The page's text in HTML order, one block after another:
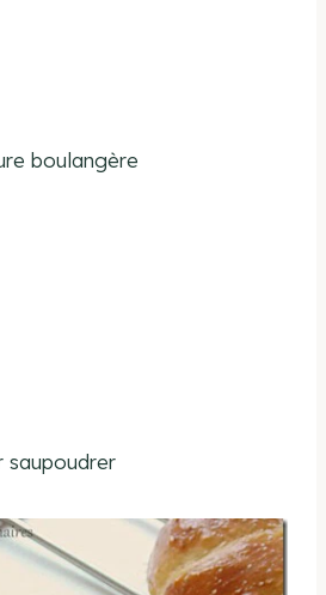
boulangère
saupoudrer